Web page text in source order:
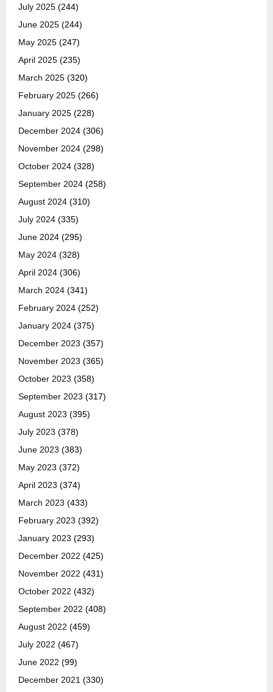
July 2025 (244)
June 2025 (244)
May 2025 (247)
April 2025 (235)
March 2025 (320)
February 2025 (266)
January 2025 (228)
December 2024 (306)
November 2024 (298)
October 2024 (328)
September 2024 (258)
August 2024 (310)
July 2024 (335)
June 2024 (295)
May 2024 (328)
April 2024 (306)
March 2024 (341)
February 2024 (252)
January 2024 (375)
December 2023 (357)
November 2023 (365)
October 2023 (358)
September 2023 (317)
August 2023 (395)
July 2023 (378)
June 2023 (383)
May 2023 (372)
April 2023 (374)
March 2023 (433)
February 2023 (392)
January 2023 (293)
December 2022 (425)
November 2022 (431)
October 2022 (432)
September 2022 (408)
August 2022 (459)
July 2022 (467)
June 2022 (99)
December 2021 (330)